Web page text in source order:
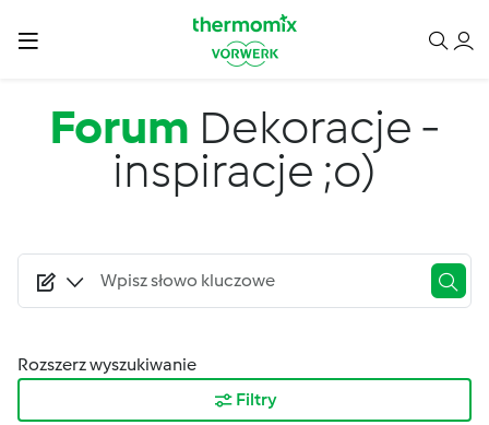
Forum Dekoracje -
inspiracje ;o)
Rozszerz wyszukiwanie
Filtry